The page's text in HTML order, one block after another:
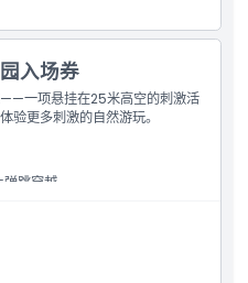
入场券
一项悬挂在25米高空的刺激活
验更多刺激的自然游玩。
跳穿越